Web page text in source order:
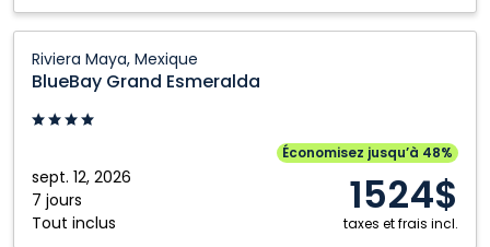
Nanaimo
Ottawa
Winnipeg
Riviera Maya, Mexique
BlueBay Grand Esmeralda
sept. 12, 2026
7 jours
Tout inclus
Économisez jusqu’à 48%
1524$
taxes et frais incl.
Grand
Esmeralda:
Riviera
Mexique